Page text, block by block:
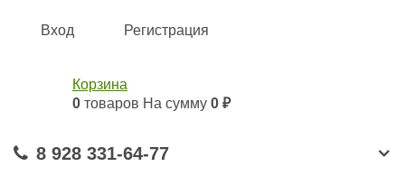
Вход Регистрация
Корзина
0 товаров На сумму 0 ₽
8 928 331-64-77